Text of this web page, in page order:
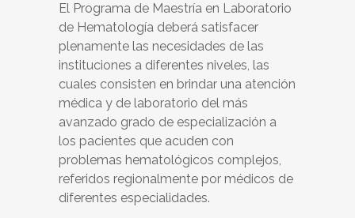
El Programa de Maestría en Laboratorio
de Hematología deberá satisfacer
plenamente las necesidades de las
instituciones a diferentes niveles, las
cuales consisten en brindar una atención
médica y de laboratorio del más
avanzado grado de especialización a
los pacientes que acuden con
problemas hematológicos complejos,
referidos regionalmente por médicos de
diferentes especialidades.